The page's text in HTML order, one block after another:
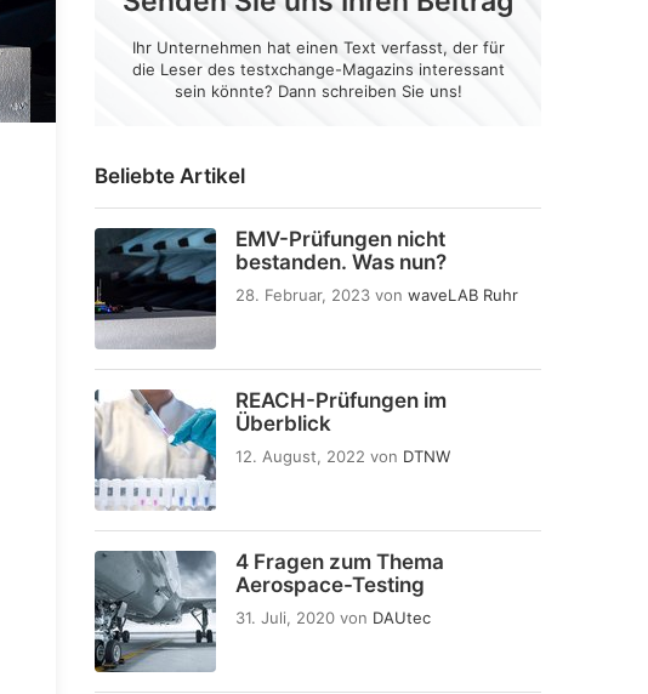
Beliebte Artikel
EMV-Prüfungen nicht
bestanden. Was nun?
28. Februar, 2023 von waveLAB Ruhr
REACH-Prüfungen im
Überblick
12. August, 2022 von DTNW
4 Fragen zum Thema
Aerospace-Testing
31. Juli, 2020 von DAUtec
Ihr Unternehmen hat einen Text verfasst, der für
die Leser des testxchange-Magazins interessant
sein könnte? Dann schreiben Sie uns!